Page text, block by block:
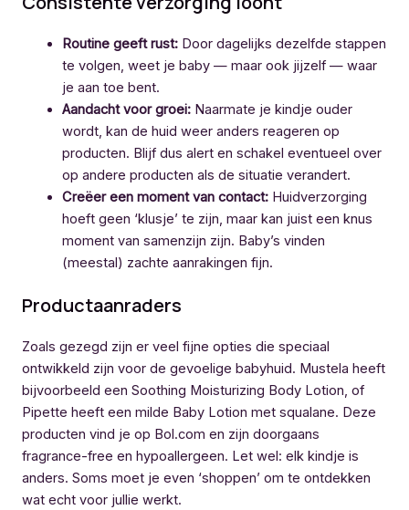
Routine geeft rust:Door dagelijks dezelfde stappen
te volgen, weet je baby — maar ook jijzelf — waar
je aan toe bent.
Aandacht voor groei:Naarmate je kindje ouder
wordt, kan de huid weer anders reageren op
producten. Blijf dus alert en schakel eventueel over
op andere producten als de situatie verandert.
Creëer een moment van contact:Huidverzorging
hoeft geen ‘klusje’ te zijn, maar kan juist een knus
moment van samenzijn zijn. Baby’s vinden
(meestal) zachte aanrakingen fijn.
Productaanraders
Zoals gezegd zijn er veel fijne opties die speciaal
ontwikkeld zijn voor de gevoelige babyhuid. Mustela heeft
bijvoorbeeld een Soothing Moisturizing Body Lotion, of
Pipette heeft een milde Baby Lotion met squalane. Deze
producten vind je op Bol.com en zijn doorgaans
fragrance-free en hypoallergeen. Let wel: elk kindje is
anders. Soms moet je even ‘shoppen’ om te ontdekken
wat echt voor jullie werkt.